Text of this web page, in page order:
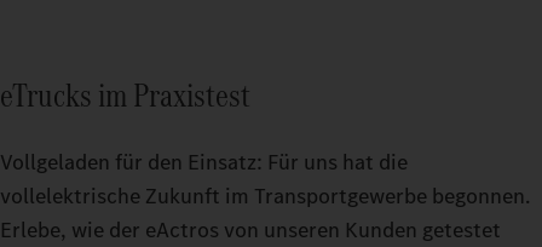
eTrucks im Praxistest
Vollgeladen für den Einsatz: Für uns hat die
vollelektrische Zukunft im Transportgewerbe begonnen.
Erlebe, wie der eActros von unseren Kunden getestet